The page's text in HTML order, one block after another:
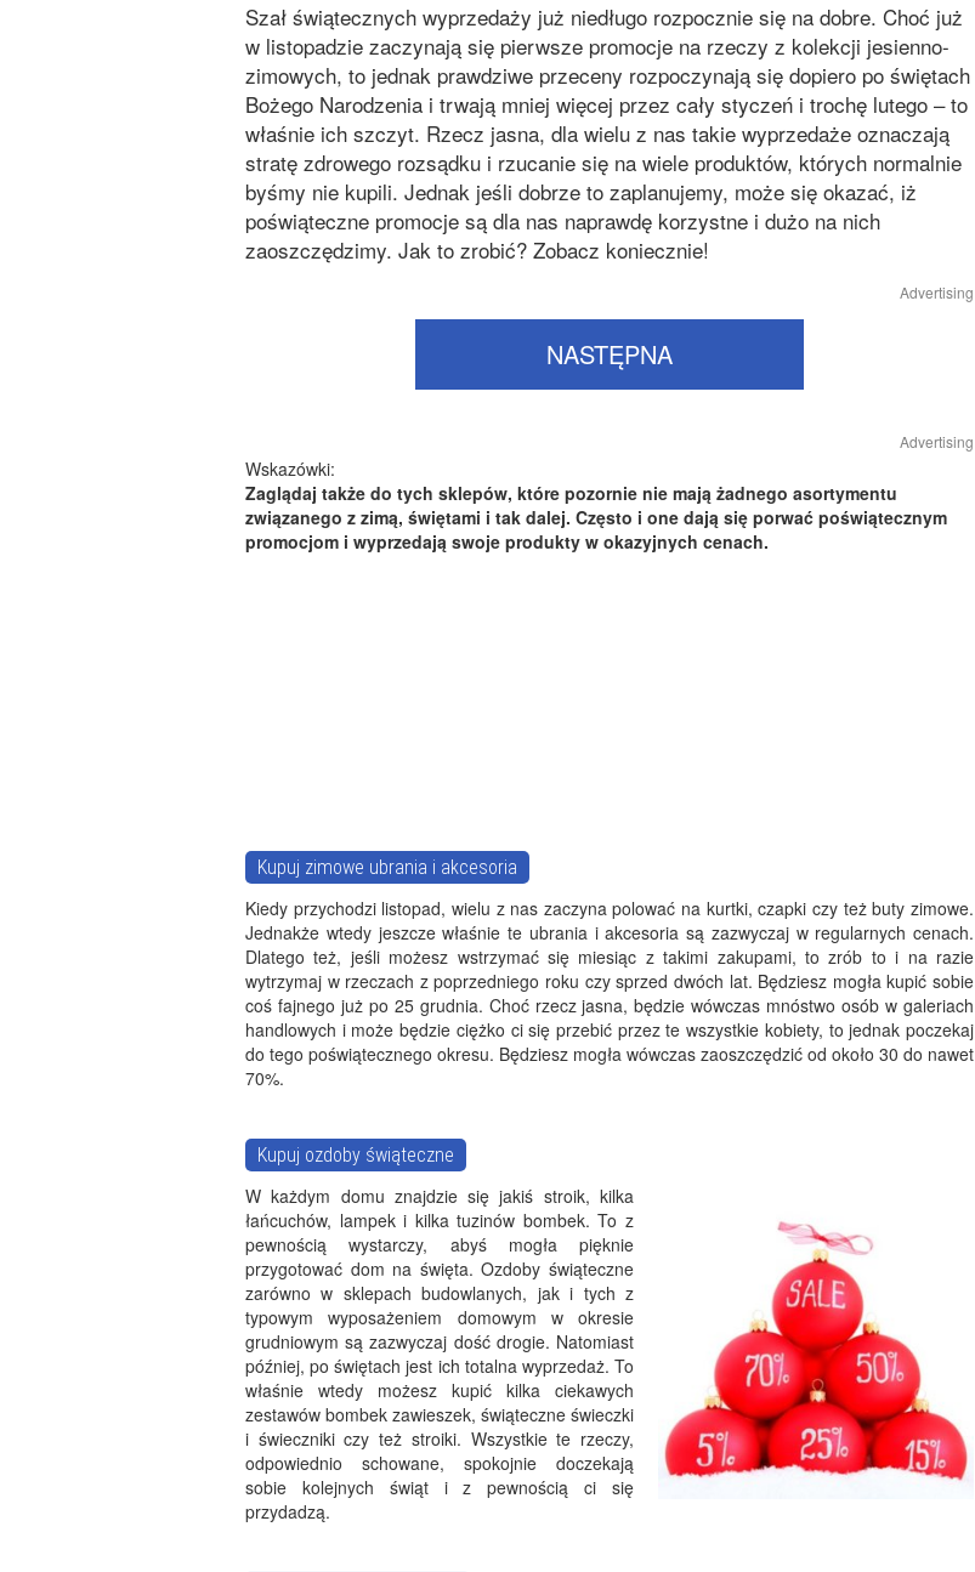
Szał świątecznych wyprzedaży już niedługo rozpocznie się na dobre. Choć już
w listopadzie zaczynają się pierwsze promocje na rzeczy z kolekcji jesienno-
zimowych, to jednak prawdziwe przeceny rozpoczynają się dopiero po świętach
Bożego Narodzenia i trwają mniej więcej przez cały styczeń i trochę lutego – to
właśnie ich szczyt. Rzecz jasna, dla wielu z nas takie wyprzedaże oznaczają
stratę zdrowego rozsądku i rzucanie się na wiele produktów, których normalnie
byśmy nie kupili. Jednak jeśli dobrze to zaplanujemy, może się okazać, iż
poświąteczne promocje są dla nas naprawdę korzystne i dużo na nich
zaoszczędzimy. Jak to zrobić? Zobacz koniecznie!
Advertising
NASTĘPNA
Advertising
Wskazówki:
Zaglądaj także do tych sklepów, które pozornie nie mają żadnego asortymentu
związanego z zimą, świętami i tak dalej. Często i one dają się porwać poświątecznym
promocjom i wyprzedają swoje produkty w okazyjnych cenach.
Kupuj zimowe ubrania i akcesoria
Kiedy przychodzi listopad, wielu z nas zaczyna polować na kurtki, czapki czy też buty zimowe.
Jednakże wtedy jeszcze właśnie te ubrania i akcesoria są zazwyczaj w regularnych cenach.
Dlatego też, jeśli możesz wstrzymać się miesiąc z takimi zakupami, to zrób to i na razie
wytrzymaj w rzeczach z poprzedniego roku czy sprzed dwóch lat. Będziesz mogła kupić sobie
coś fajnego już po 25 grudnia. Choć rzecz jasna, będzie wówczas mnóstwo osób w galeriach
handlowych i może będzie ciężko ci się przebić przez te wszystkie kobiety, to jednak poczekaj
do tego poświątecznego okresu. Będziesz mogła wówczas zaoszczędzić od około 30 do nawet
70%.
Kupuj ozdoby świąteczne
W każdym domu znajdzie się jakiś stroik, kilka
łańcuchów, lampek i kilka tuzinów bombek. To z
pewnością wystarczy, abyś mogła pięknie
przygotować dom na święta. Ozdoby świąteczne
zarówno w sklepach budowlanych, jak i tych z
typowym wyposażeniem domowym w okresie
grudniowym są zazwyczaj dość drogie. Natomiast
później, po świętach jest ich totalna wyprzedaż. To
właśnie wtedy możesz kupić kilka ciekawych
zestawów bombek zawieszek, świąteczne świeczki
i świeczniki czy też stroiki. Wszystkie te rzeczy,
odpowiednio schowane, spokojnie doczekają
sobie kolejnych świąt i z pewnością ci się
przydadzą.